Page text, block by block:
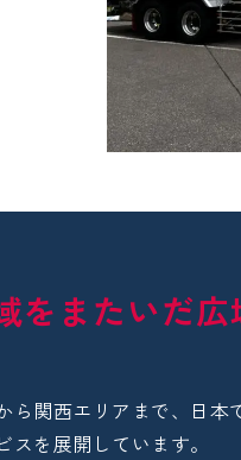
をまたいだ広
ら関西エリアまで、日
スを展開しています。